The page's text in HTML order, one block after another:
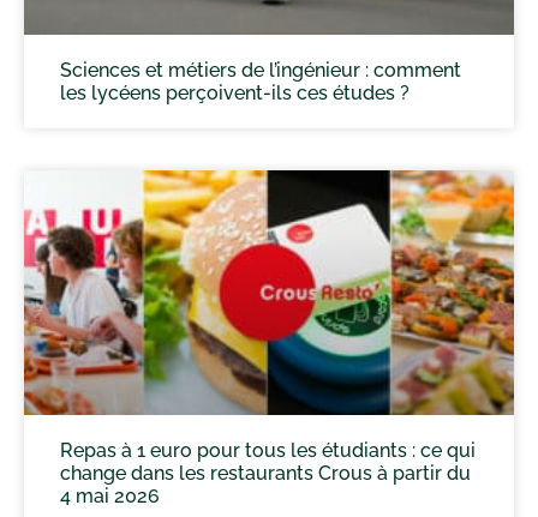
Sciences et métiers de l’ingénieur : comment
les lycéens perçoivent-ils ces études ?
Repas à 1 euro pour tous les étudiants : ce qui
change dans les restaurants Crous à partir du
4 mai 2026